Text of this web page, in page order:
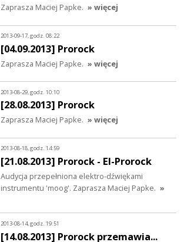
Zaprasza Maciej Papke. » więcej
2013-09-17, godz. 08:22
[04.09.2013] Prorock
Zaprasza Maciej Papke. » więcej
2013-08-29, godz. 10:10
[28.08.2013] Prorock
Zaprasza Maciej Papke. » więcej
2013-08-18, godz. 14:59
[21.08.2013] Prorock - El-Prorock
Audycja przepełniona elektro-dźwiękami
instrumentu 'moog'. Zaprasza Maciej Papke. »
2013-08-14, godz. 19:51
[14.08.2013] Prorock przemawia...